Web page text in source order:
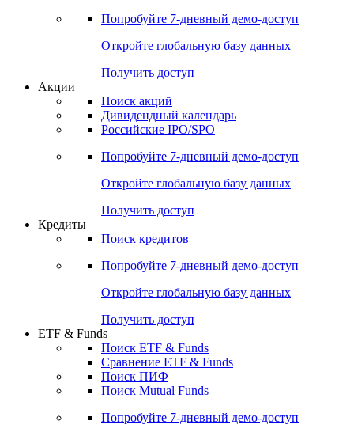
Попробуйте 7-дневный демо-доступ
Откройте глобальную базу данных
Получить доступ
Акции
Поиск акций
Дивидендный календарь
Российские IPO/SPO
Попробуйте 7-дневный демо-доступ
Откройте глобальную базу данных
Получить доступ
Кредиты
Поиск кредитов
Попробуйте 7-дневный демо-доступ
Откройте глобальную базу данных
Получить доступ
ETF & Funds
Поиск ETF & Funds
Сравнение ETF & Funds
Поиск ПИФ
Поиск Mutual Funds
Попробуйте 7-дневный демо-доступ